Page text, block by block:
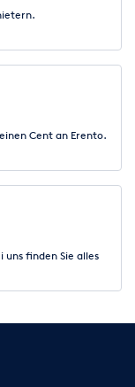
Cent an Erento.
uns finden Sie alles